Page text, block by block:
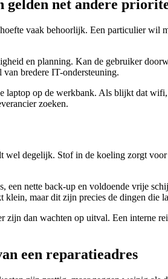
net andere
vaak behoorlijk. Een particulier
en planning. Kan de gebruiker
van bredere IT-ondersteuning.
laptop op de werkbank. Als blijkt dat
zoeken.
degelijk. Stof in de koeling zorgt
nette back-up en voldoende vrije
maar dit zijn precies de dingen die
zijn dan wachten op uitval. Een interne
een reparatieadres